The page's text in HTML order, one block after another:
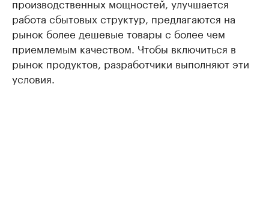
производственных мощностей, улучшается
работа сбытовых структур, предлагаются на
рынок более дешевые товары с более чем
приемлемым качеством. Чтобы включиться в
рынок продуктов, разработчики выполняют эти
условия.